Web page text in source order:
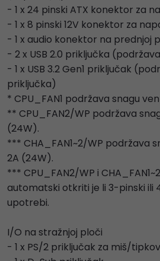
- 1 x 24 pinski ATX konektor za
- 1 x 8 pinski 12V konektor za
- 1 x audio konektor na prednjoj
- 2 x USB 2.0 priključka
- 1 x USB 3.2 Gen1 priključak
priključka)
* CPU_FAN1 podržava snagu
** CPU_FAN2/WP podržava
(24W).
*** CHA_FAN1~2/WP podržava
2A (24W).
*** CPU_FAN2/WP i
automatski otkriti je li 3-pinski ili
upotrebi.
I/O na stražnjoj ploči
- 1 x PS/2 priključak za miš/